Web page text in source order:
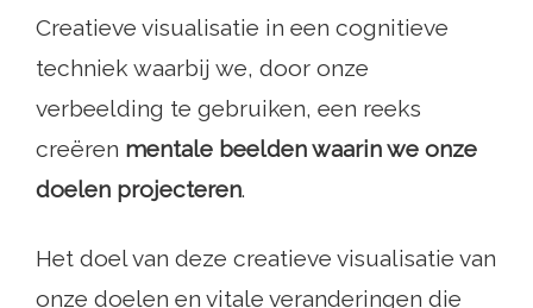
Creatieve visualisatie in een cognitieve
techniek waarbij we, door onze
verbeelding te gebruiken, een reeks
creëren mentale beelden waarin we onze
doelen projecteren.
Het doel van deze creatieve visualisatie van
onze doelen en vitale veranderingen die